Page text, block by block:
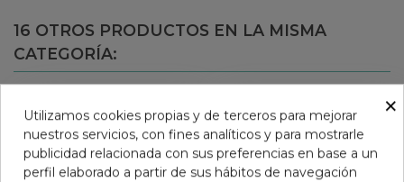
16 OTROS PRODUCTOS EN LA MISMA
CATEGORÍA:
×
Utilizamos cookies propias y de terceros para mejorar
nuestros servicios, con fines analíticos y para mostrarle
publicidad relacionada con sus preferencias en base a un
perfil elaborado a partir de sus hábitos de navegación